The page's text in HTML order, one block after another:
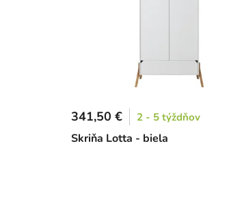
Skriňa Lotta - biela
341,50 € 2 - 5 týždňov